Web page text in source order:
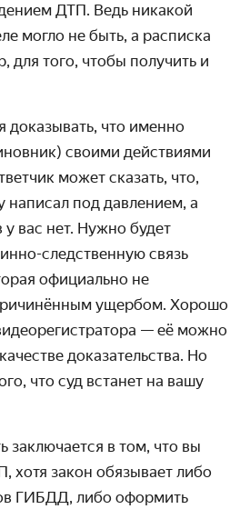
ДТП. Ведь никакой
могло не быть, а расписка
для того, чтобы получить и
доказывать, что именно
своими действиями
может сказать, что,
написал под давлением, а
у вас нет. Нужно будет
следственную связь
официально не
ущербом. Хорошо
— её можно
доказательства. Но
что суд встанет на вашу
заключается в том, что вы
хотя закон обязывает либо
ГИБДД, либо оформить